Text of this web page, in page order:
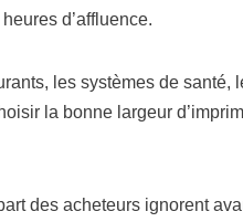
d’affluence.
les systèmes de santé,
la bonne largeur
des acheteurs ignorent